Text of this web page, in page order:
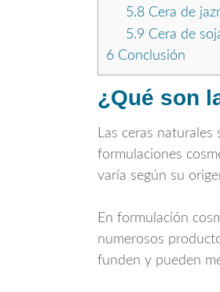
5.8Cera de
5.9 Cera de
6 Conclusión
¿Qué son
Las ceras
formulaciones
varía según su
En formulación
numerosos
funden y pueden